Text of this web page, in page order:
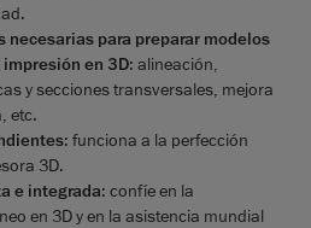
necesarias para preparar modelos
en 3D: alineación,
y secciones transversales, mejora
etc.
: funciona a la perfección
3D.
e integrada: confíe en la
en 3D y en la asistencia mundial